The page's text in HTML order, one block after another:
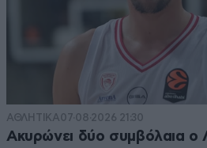
ΑΘΛΗΤΙΚΑ07·08·2026 21:30
Ακυρώνει δύο συμβόλαια ο